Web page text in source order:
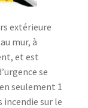
extérieure
mur, à
et est
se
seulement 1
incendie sur le